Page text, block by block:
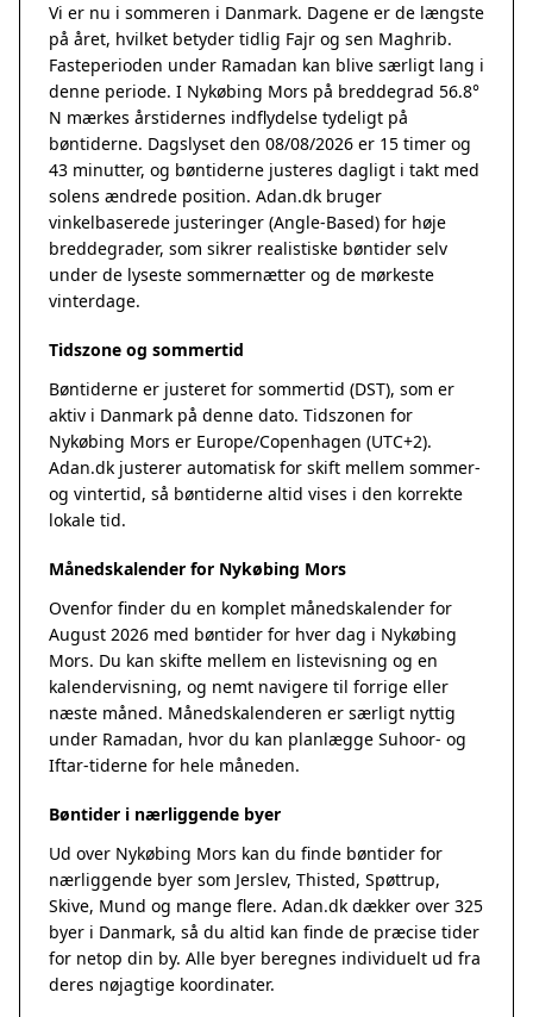
Vi er nu i sommeren i Danmark. Dagene er de længste
på året, hvilket betyder tidlig Fajr og sen Maghrib.
Fasteperioden under Ramadan kan blive særligt lang i
denne periode. I Nykøbing Mors på breddegrad 56.8°
N mærkes årstidernes indflydelse tydeligt på
bøntiderne. Dagslyset den 08/08/2026 er 15 timer og
43 minutter, og bøntiderne justeres dagligt i takt med
solens ændrede position. Adan.dk bruger
vinkelbaserede justeringer (Angle-Based) for høje
breddegrader, som sikrer realistiske bøntider selv
under de lyseste sommernætter og de mørkeste
vinterdage.
Tidszone og sommertid
Bøntiderne er justeret for sommertid (DST), som er
aktiv i Danmark på denne dato. Tidszonen for
Nykøbing Mors er Europe/Copenhagen (UTC+2).
Adan.dk justerer automatisk for skift mellem sommer-
og vintertid, så bøntiderne altid vises i den korrekte
lokale tid.
Månedskalender for Nykøbing Mors
Ovenfor finder du en komplet månedskalender for
August 2026 med bøntider for hver dag i Nykøbing
Mors. Du kan skifte mellem en listevisning og en
kalendervisning, og nemt navigere til forrige eller
næste måned. Månedskalenderen er særligt nyttig
under Ramadan, hvor du kan planlægge Suhoor- og
Iftar-tiderne for hele måneden.
Bøntider i nærliggende byer
Ud over Nykøbing Mors kan du finde bøntider for
nærliggende byer som Jerslev, Thisted, Spøttrup,
Skive, Mund og mange flere. Adan.dk dækker over 325
byer i Danmark, så du altid kan finde de præcise tider
for netop din by. Alle byer beregnes individuelt ud fra
deres nøjagtige koordinater.